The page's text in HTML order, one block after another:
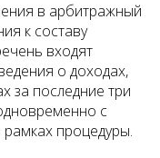
в арбитражный
к составу
входят
о доходах,
за последние три
с
процедуры.